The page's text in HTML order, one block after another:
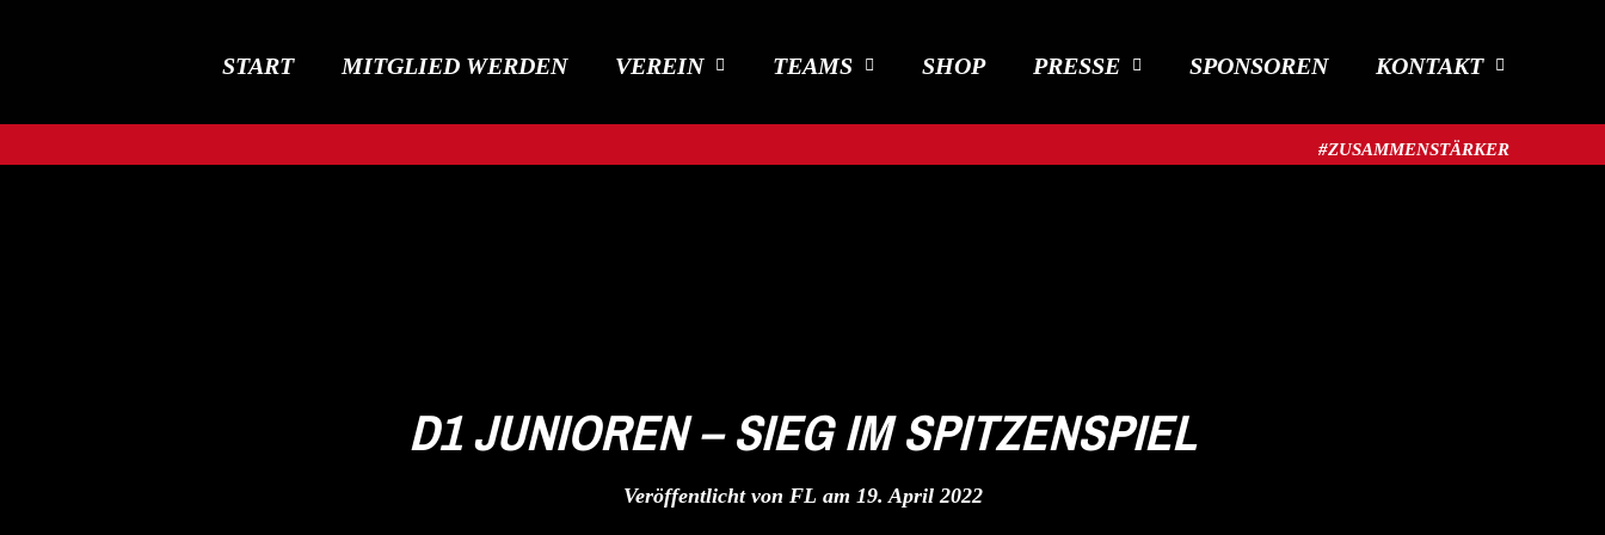
START MITGLIED WERDEN VEREIN TEAMS SHOP PRESSE SPONSOREN KONTAKT
#ZUSAMMENSTÄRKER​
D1 JUNIOREN – SIEG IM SPITZENSPIEL
Veröffentlicht von FL am 19. April 2022